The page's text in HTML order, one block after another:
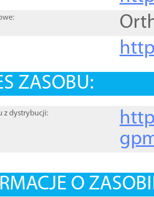
ZASOBU:
z dystrybucji:
O